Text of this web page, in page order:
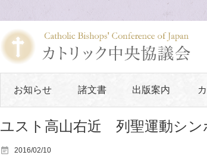
お知らせ 諸文書 出版案内
ユスト高山右近 列聖運動シン
2016/02/10